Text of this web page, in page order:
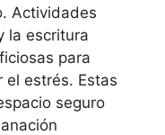
Actividades
la escritura
para
el estrés. Estas
seguro